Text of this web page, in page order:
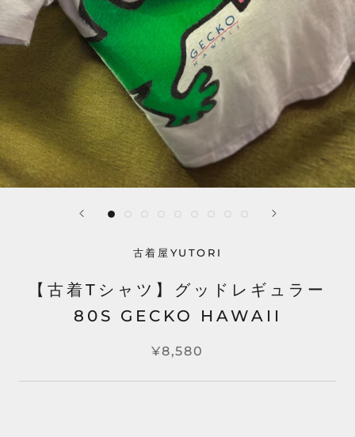
古着屋YUTORI
【古着Tシャツ】グッドレギュラー
80S GECKO HAWAII
¥8,580